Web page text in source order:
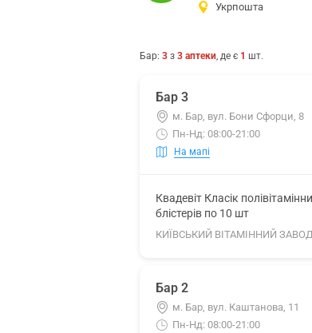
Укрпошта
Бар: 3 з 3 аптеки, де є 1 шт.
Бар 3
м. Бар, вул. Бони Сфорци, 8
Пн-Нд: 08:00-21:00
На мапі
Квадевіт Класік
блістерів по 10 шт
КИЇВСЬКИЙ ВІТАМІННИЙ
Бар 2
м. Бар, вул. Каштанова, 11
Пн-Нд: 08:00-21:00